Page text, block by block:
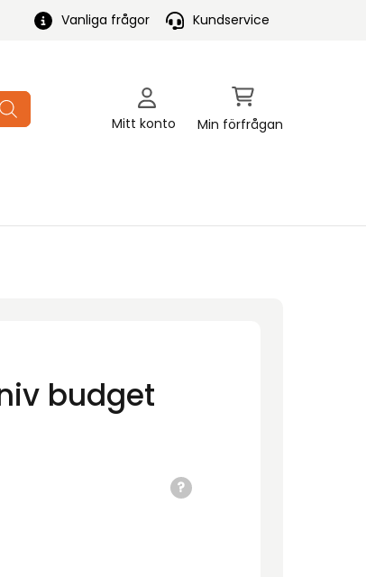
Vanliga frågor Kundservice
Mitt konto Min förfrågan
budget